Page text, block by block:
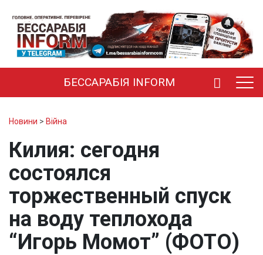
БЕССАРАБІЯ INFORM
Новини > Війна
Килия: сегодня
состоялся
торжественный спуск
на воду теплохода
“Игорь Момот” (ФОТО)